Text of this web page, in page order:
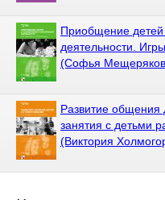
Приобщение детей
деятельности.
(Софья
Развитие общения
занятия с детьми
(Виктория